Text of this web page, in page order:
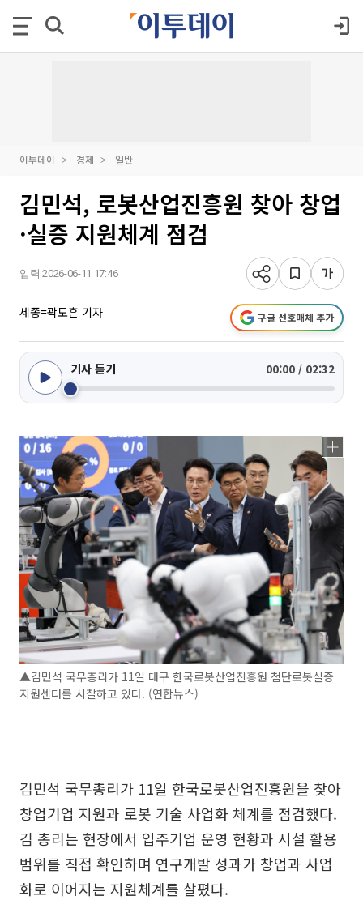
이투데이 경제 일반
김민석, 로봇산업진흥원 찾아 창업
·실증 지원체계 점검
입력 2026-06-11 17:46
세종=곽도흔 기자 구글 선호매체 추가
기사 듣기 00:00 / 02:32
▲김민석 국무총리가 11일 대구 한국로봇산업진흥원 첨단로봇실증
지원센터를 시찰하고 있다. (연합뉴스)
김민석 국무총리가 11일 한국로봇산업진흥원을 찾아
창업기업 지원과 로봇 기술 사업화 체계를 점검했다.
김 총리는 현장에서 입주기업 운영 현황과 시설 활용
범위를 직접 확인하며 연구개발 성과가 창업과 사업
화로 이어지는 지원체계를 살폈다.